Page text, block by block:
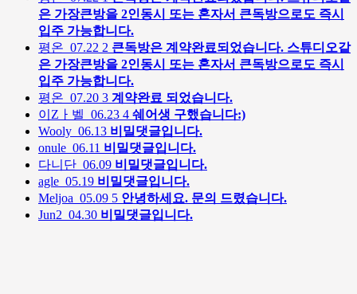
은 가장큰방을 2인동시 또는 혼자서 큰독방으로도 즉시
입주 가능합니다.
평온 07.22 2 큰독방은 계약완료되었습니다. 스튜디오같
은 가장큰방을 2인동시 또는 혼자서 큰독방으로도 즉시
입주 가능합니다.
평온 07.20 3 계약완료 되었습니다.
이Zㅏ벨 06.23 4 쉐어생 구했습니다:)
Wooly 06.13 비밀댓글입니다.
onule 06.11 비밀댓글입니다.
다니단 06.09 비밀댓글입니다.
agle 05.19 비밀댓글입니다.
Meljoa 05.09 5 안녕하세요. 문의 드렸습니다.
Jun2 04.30 비밀댓글입니다.